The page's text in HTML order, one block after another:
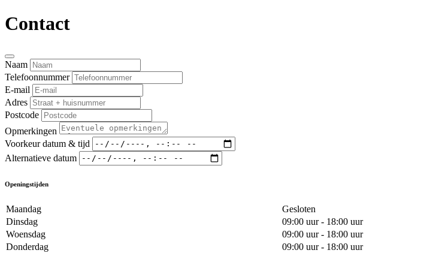
Contact
Naam
Telefoonnummer
E-mail
Adres
Postcode
Opmerkingen
Voorkeur datum & tijd
Alternatieve datum
Openingstijden
Maandag
Gesloten
Dinsdag
09:00 uur - 18:00 uur
Woensdag
09:00 uur - 18:00 uur
Donderdag
09:00 uur - 18:00 uur